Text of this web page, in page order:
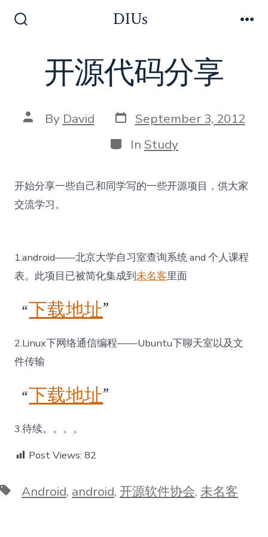
DIUs
开源代码分享
Post
author
By David Post
date
September 3, 2012
Categories
In Study
开始分享一些自己和同学写的一些开源项目，供大家
交流学习。
1.android——北京大学自习室查询系统 and 个人课程
表。此项目已被简化集成到未名客里面
下载地址
2.Linux下网络通信编程——Ubuntu下聊天室以及文
件传输
下载地址
3.待续。。。。
Post Views: 82
TagsAndroid, android, 开源软件协会, 未名客